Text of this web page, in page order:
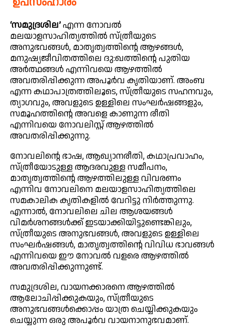
‘സമുദ്രശില’എന്ന നോവൽ
മലയാളസാഹിത്യത്തിൽ സ്ത്രീയുടെ
അനുഭവങ്ങൾ, മാതൃത്വത്തിന്റെ ആഴങ്ങൾ,
മനുഷ്യജീവിതത്തിലെ ദു:ഖത്തിന്റെ പുതിയ
അർത്ഥങ്ങൾ എന്നിവയെ ആഴത്തിൽ
അവതരിപ്പിക്കുന്ന അപൂർവ കൃതിയാണ്. അംബ
എന്ന കഥാപാത്രത്തിലൂടെ, സ്ത്രീയുടെ സഹനവും,
ത്യാഗവും, അവളുടെ ഉള്ളിലെ സംഘർഷങ്ങളും,
സമൂഹത്തിന്റെ അവളെ കാണുന്ന രീതി
എന്നിവയെ നോവലിസ്റ്റ് ആഴത്തിൽ
അവതരിപ്പിക്കുന്നു.
നോവലിന്റെ ഭാഷ, ആഖ്യാനരീതി, കഥാപ്രവാഹം,
സ്ത്രീയോടുള്ള ആദരവുള്ള സമീപനം,
മാതൃത്വത്തിന്റെ ആഴത്തിലുള്ള വിവരണം
എന്നിവ നോവലിനെ മലയാളസാഹിത്യത്തിലെ
സമകാലിക കൃതികളിൽ വേറിട്ടു നിർത്തുന്നു.
എന്നാൽ, നോവലിലെ ചില ആശയങ്ങൾ
വിമർശനങ്ങൾക്ക് ഇടയാക്കിയിട്ടുണ്ടെങ്കിലും,
സ്ത്രീയുടെ അനുഭവങ്ങൾ, അവളുടെ ഉള്ളിലെ
സംഘർഷങ്ങൾ, മാതൃത്വത്തിന്റെ വിവിധ ഭാവങ്ങൾ
എന്നിവയെ ഈ നോവൽ വളരെ ആഴത്തിൽ
അവതരിപ്പിക്കുന്നുണ്ട്.
സമുദ്രശില, വായനക്കാരനെ ആഴത്തിൽ
ആലോചിപ്പിക്കുകയും, സ്ത്രീയുടെ
അനുഭവങ്ങൾക്കൊപ്പം യാത്ര ചെയ്യിക്കുകയും
ചെയ്യുന്ന ഒരു അപൂർവ വായനാനുഭവമാണ്.